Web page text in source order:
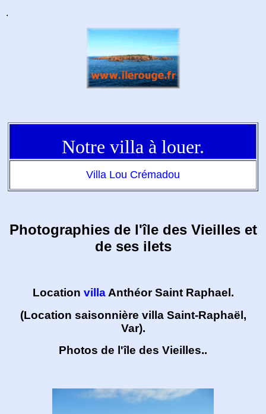
.
Notre villa à louer.
Villa Lou Crémadou
Photographies de l'île des Vieilles et
de ses ilets
Location villaAnthéor Saint Raphael.
(Location saisonnière villa Saint-Raphaël,
Var).
Photos de l'île des Vieilles..